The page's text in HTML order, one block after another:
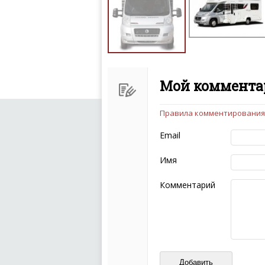
Мой
Чтобы ваш комментарий
следующих правил:
Комментарий не
эмоциональных
Не стоит
Пожалуйста, не
также призывы к
Не размещайте
И запаситесь терпением,
Правила комментирования
Email
Имя
Комментарий